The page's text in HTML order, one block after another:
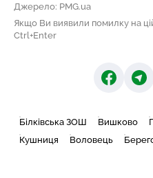
Джерело: PMG.ua
Якщо Ви виявили помилку на цій
Ctrl+Enter
Білківська ЗОШ Вишково
Кушниця
Воловець